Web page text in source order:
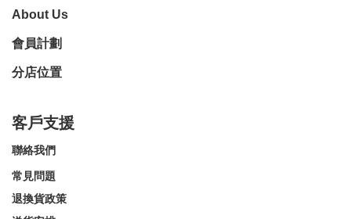
About Us
會員計劃
分店位置
客戶支援
聯絡我們
常見問題
退換貨政策